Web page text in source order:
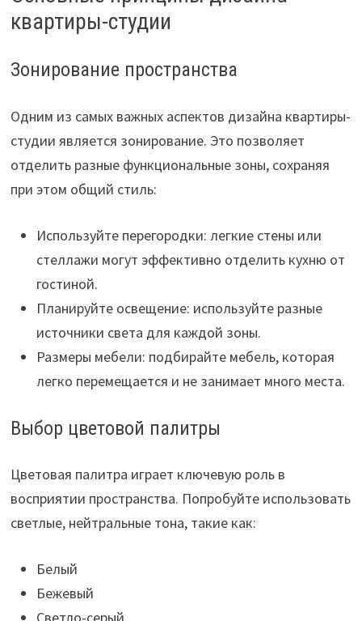
квартиры-студии
Зонирование пространства
Одним из самых важных аспектов дизайна квартиры-
студии является зонирование. Это позволяет
отделить разные функциональные зоны, сохраняя
при этом общий стиль:
Используйте перегородки: легкие стены или
стеллажи могут эффективно отделить кухню от
гостиной.
Планируйте освещение: используйте разные
источники света для каждой зоны.
Размеры мебели: подбирайте мебель, которая
легко перемещается и не занимает много места.
Выбор цветовой палитры
Цветовая палитра играет ключевую роль в
восприятии пространства. Попробуйте использовать
светлые, нейтральные тона, такие как:
Белый
Бежевый